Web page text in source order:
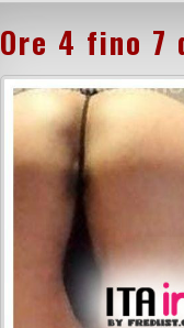
Ore 4 fino 7